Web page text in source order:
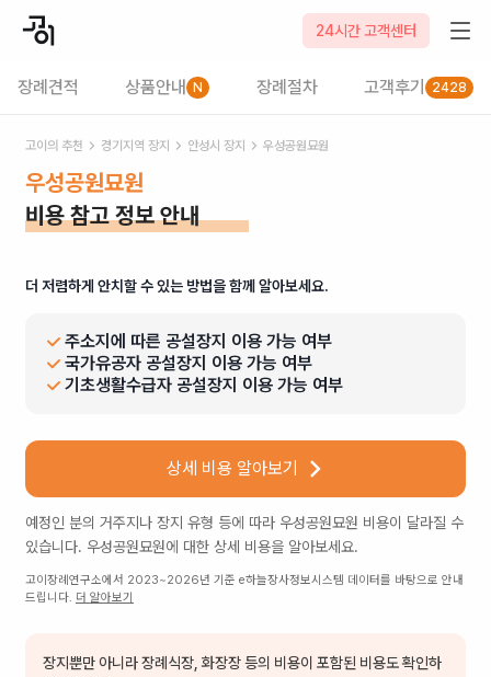
24시간 고객센터
장례견적 상품안내 N 장례절차 고객후기 2428
고이의 추천 경기 지역 장지 안성시 장지 우성공원묘원
우성공원묘원
비용 참고 정보 안내
더 저렴하게 안치할 수 있는 방법을 함께 알아보세요.
주소지에 따른 공설장지 이용 가능 여부
국가유공자 공설장지 이용 가능 여부
기초생활수급자 공설장지 이용 가능 여부
상세 비용 알아보기
예정인 분의 거주지나 장지 유형 등에 따라 우성공원묘원 비용이 달라질 수
있습니다. 우성공원묘원에 대한 상세 비용을 알아보세요.
고이장례연구소에서 2023~2026년 기준 e하늘장사정보시스템 데이터를 바탕으로 안내
드립니다. 더 알아보기
장지뿐만 아니라 장례식장, 화장장 등의 비용이 포함된 비용도 확인하